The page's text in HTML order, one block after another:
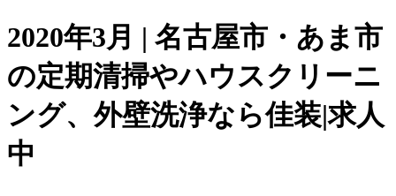
2020年3月 | 名古屋市・あま市
の定期清掃やハウスクリーニ
ング、外壁洗浄なら佳装|求人
中